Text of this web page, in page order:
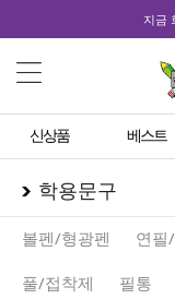
지금
신상품 베스트
학용문구
볼펜/형광펜 연필
풀/접착제 필통